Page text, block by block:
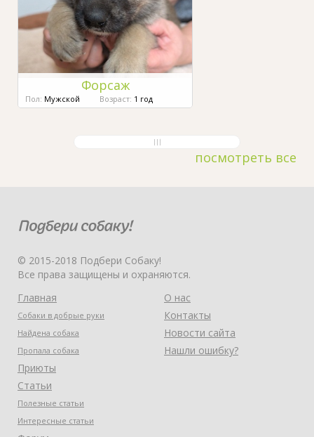
Форсаж
Пол: Мужской Возраст: 1 год
посмотреть все
© 2015-2018 Подбери Собаку!
Все права защищены и охраняются.
Главная
Собаки в добрые руки
Найдена собака
Пропала собака
Приюты
Статьи
Полезные статьи
Интересные статьи
О нас
Контакты
Новости сайта
Нашли ошибку?